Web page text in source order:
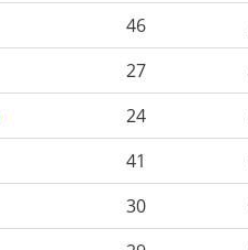
46
27
24
41
30